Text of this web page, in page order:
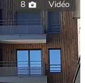
8 Vidéo